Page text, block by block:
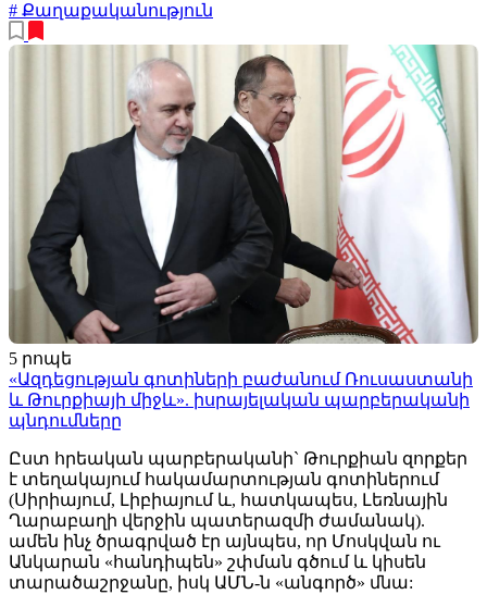
# Քաղաքականություն
5 րոպե
«Ազդեցության գոտիների բաժանում Ռուսաստանի
և Թուրքիայի միջև». իսրայելական պարբերականի
պնդումները
Ըստ հրեական պարբերականի` Թուրքիան զորքեր
է տեղակայում հակամարտության գոտիներում
(Սիրիայում, Լիբիայում և, հատկապես, Լեռնային
Ղարաբաղի վերջին պատերազմի ժամանակ).
ամեն ինչ ծրագրված էր այնպես, որ Մոսկվան ու
Անկարան «հանդիպեն» շփման գծում և կիսեն
տարածաշրջանը, իսկ ԱՄՆ-ն «անգործ» մնա: